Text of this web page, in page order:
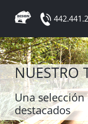
content
NUESTRO
Una
destacados